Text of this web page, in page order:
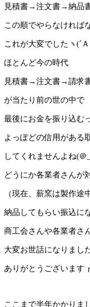
見積書→注文書→納品
この順でやらなければ
これが大変でしたヽ(´
ほとんど今の時代
見積書→注文書→請求
が当たり前の世の中で
最後にお金を振り込む
よっぽどの信用がある
してくれませんよね(＠
どうにか各業者さんが
（現在、薪窯は製作途
納品してもらい振込に
商工会さんや各業者さ
大変お世話になりまし
ありがとうござい
ここまで半年かかりま